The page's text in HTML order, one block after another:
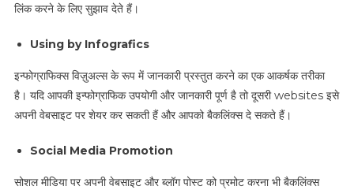
लिंक करने के लिए सुझाव देते हैं।
Using by Infografics
इन्फोग्राफिक्स विज़ुअल्स के रूप में जानकारी प्रस्तुत करने का एक आकर्षक तरीका
है। यदि आपकी इन्फोग्राफिक उपयोगी और जानकारी पूर्ण है तो दूसरी websites इसे
अपनी वेबसाइट पर शेयर कर सकती हैं और आपको बैकलिंक्स दे सकते हैं।
Social Media Promotion
सोशल मीडिया पर अपनी वेबसाइट और ब्लॉग पोस्ट को प्रमोट करना भी बैकलिंक्स